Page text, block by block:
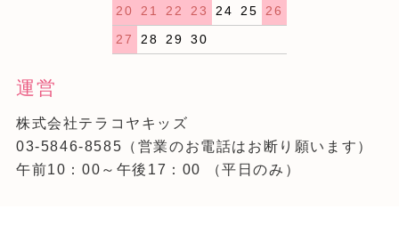
20
21 22 23 24 25
26
27
28 29 30
運営
株式会社テラコヤキッズ
03-5846-8585 （営業のお電話はお断り願います）
午前10：00～午後17：00 （平日のみ）